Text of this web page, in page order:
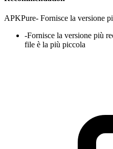
APKPure- Fornisce la versione
-Fornisce la versione più
file è la più piccola